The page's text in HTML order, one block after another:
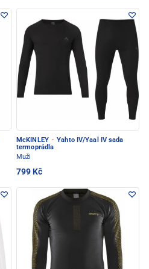
McKINLEY · Yahto IV/Yaal IV sada
termoprádla
Muži
799 Kč